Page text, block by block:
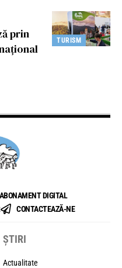
TURISM
prin
ABONAMENT DIGITAL
CONTACTEAZĂ-NE
ȘTIRI
Actualitate